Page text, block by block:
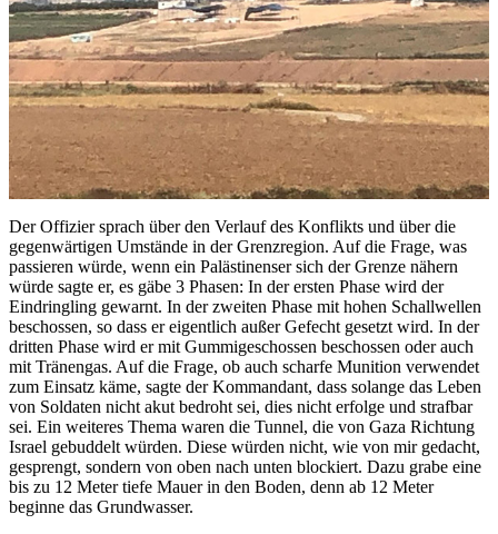
Der Offizier sprach über den Verlauf des Konflikts und über die
gegenwärtigen Umstände in der Grenzregion. Auf die Frage, was
passieren würde, wenn ein Palästinenser sich der Grenze nähern
würde sagte er, es gäbe 3 Phasen: In der ersten Phase wird der
Eindringling gewarnt. In der zweiten Phase mit hohen Schallwellen
beschossen, so dass er eigentlich außer Gefecht gesetzt wird. In der
dritten Phase wird er mit Gummigeschossen beschossen oder auch
mit Tränengas. Auf die Frage, ob auch scharfe Munition verwendet
zum Einsatz käme, sagte der Kommandant, dass solange das Leben
von Soldaten nicht akut bedroht sei, dies nicht erfolge und strafbar
sei. Ein weiteres Thema waren die Tunnel, die von Gaza Richtung
Israel gebuddelt würden. Diese würden nicht, wie von mir gedacht,
gesprengt, sondern von oben nach unten blockiert. Dazu grabe eine
bis zu 12 Meter tiefe Mauer in den Boden, denn ab 12 Meter
beginne das Grundwasser.